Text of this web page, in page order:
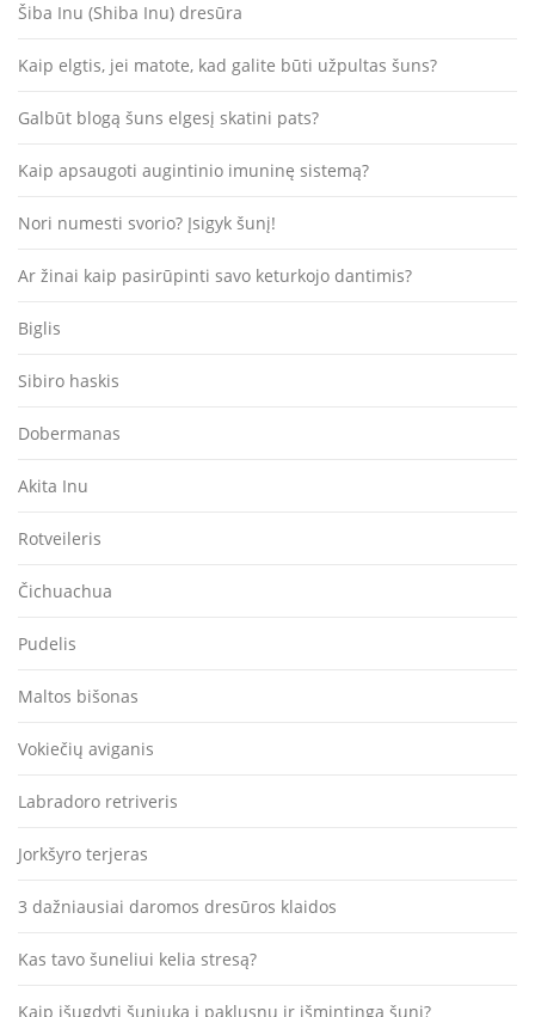
Šiba Inu (Shiba Inu) dresūra
Kaip elgtis, jei matote, kad galite būti užpultas šuns?
Galbūt blogą šuns elgesį skatini pats?
Kaip apsaugoti augintinio imuninę sistemą?
Nori numesti svorio? Įsigyk šunį!
Ar žinai kaip pasirūpinti savo keturkojo dantimis?
Biglis
Sibiro haskis
Dobermanas
Akita Inu
Rotveileris
Čichuachua
Pudelis
Maltos bišonas
Vokiečių aviganis
Labradoro retriveris
Jorkšyro terjeras
3 dažniausiai daromos dresūros klaidos
Kas tavo šuneliui kelia stresą?
Kaip išugdyti šuniuką į paklusnų ir išmintingą šunį?